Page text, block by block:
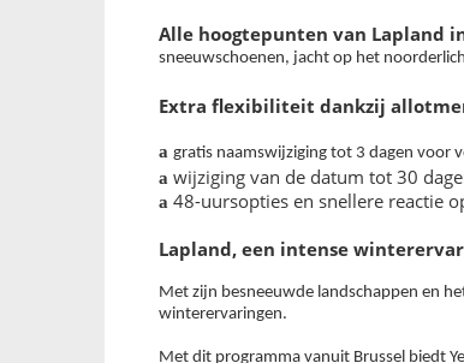
Alle hoogtepunten van Lapland
sneeuwschoenen, jacht op het
Extra flexibiliteit dankzij
a gratis naamswijziging tot 3 dagen voor
a wijziging van de datum tot 30
a 48-uursopties en snellere reactie
Lapland, een intense
Met zijn besneeuwde landschappen en
winterervaringen.
Met dit programma vanuit Brussel biedt